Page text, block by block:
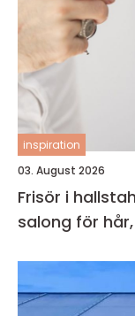
inspiration
03. August 2026
Frisör i hallstahammar
salong för